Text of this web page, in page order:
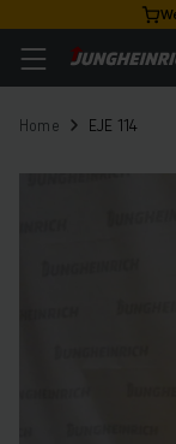
Home EJE 114